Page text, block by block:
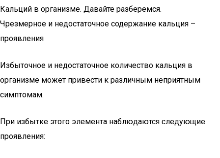
Кальций в организме. Давайте разберемся.
Чрезмерное и недостаточное содержание кальция –
проявления
Избыточное и недостаточное количество кальция в
организме может привести к различным неприятным
симптомам.
При избытке этого элемента наблюдаются следующие
проявления: